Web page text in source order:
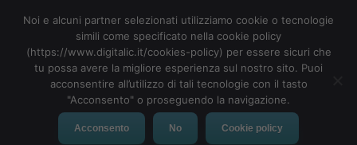
MENU
Noi e alcuni partner selezionati utilizziamo cookie o tecnologie
simili come specificato nella cookie policy
(https://www.digitalic.it/cookies-policy) per essere sicuri che
tu possa avere la migliore esperienza sul nostro sito. Puoi
acconsentire all’utilizzo di tali tecnologie con il tasto
"Acconsento" o proseguendo la navigazione.
Acconsento No Cookie policy